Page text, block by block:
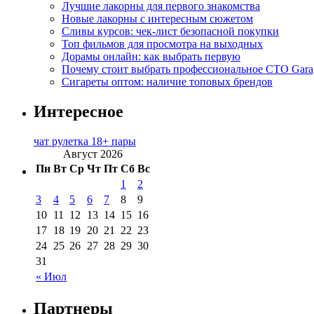
Лучшие лакорны для первого знакомства
Новые лакорны с интересным сюжетом
Сливы курсов: чек-лист безопасной покупки
Топ фильмов для просмотра на выходных
Дорамы онлайн: как выбрать первую
Почему стоит выбрать профессиональное СТО
Сигареты оптом: наличие топовых брендов
Интересное
чат рулетка 18+ пары
Август 2026
Пн Вт Ср Чт Пт Сб Вс
« Июл
1
2
3
4 5 6 7 8
9
10 11 12 13 14 15 16
17 18 19 20 21 22 23
24 25 26 27 28 29 30
31
Партнеры